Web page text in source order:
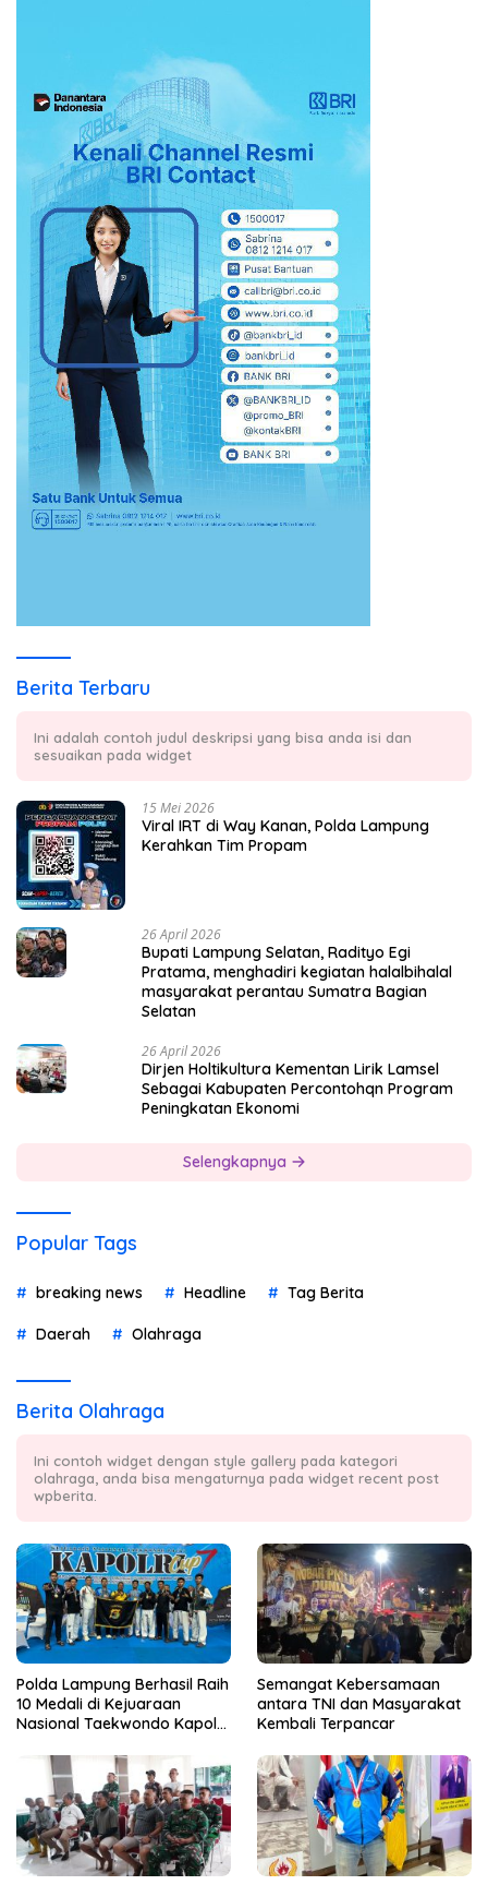
Berita Terbaru
Ini adalah contoh judul deskripsi yang bisa anda isi dan
sesuaikan pada widget
15 Mei 2026
Viral IRT di Way Kanan, Polda Lampung
Kerahkan Tim Propam
26 April 2026
Bupati Lampung Selatan, Radityo Egi
Pratama, menghadiri kegiatan halalbihalal
masyarakat perantau Sumatra Bagian
Selatan
26 April 2026
Dirjen Holtikultura Kementan Lirik Lamsel
Sebagai Kabupaten Percontohqn Program
Peningkatan Ekonomi
Selengkapnya
Popular Tags
breaking news Headline Tag Berita
Daerah Olahraga
Berita Olahraga
Ini contoh widget dengan style gallery pada kategori
olahraga, anda bisa mengaturnya pada widget recent post
wpberita.
Polda Lampung Berhasil Raih
10 Medali di Kejuaraan
Nasional Taekwondo Kapolri
Semangat Kebersamaan
antara TNI dan Masyarakat
Kembali Terpancar